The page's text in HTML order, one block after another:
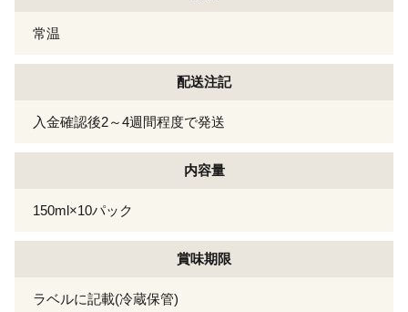
常温
配送注記
入金確認後2～4週間程度で発送
内容量
150ml×10パック
賞味期限
ラベルに記載(冷蔵保管)